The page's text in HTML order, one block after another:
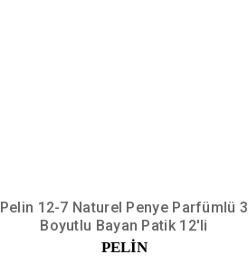
Pelin 12-7 Naturel Penye Parfümlü 3
Boyutlu Bayan Patik 12'li
PELİN